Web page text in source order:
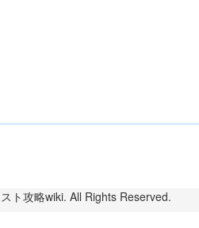
ト攻略wiki. All Rights Reserved.